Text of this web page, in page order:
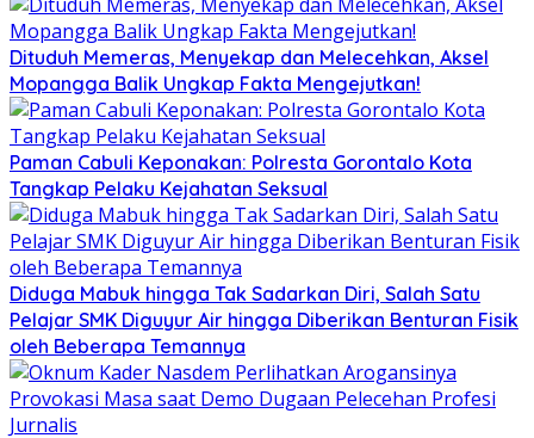
Dituduh Memeras, Menyekap dan Melecehkan, Aksel
Mopangga Balik Ungkap Fakta Mengejutkan!
Paman Cabuli Keponakan: Polresta Gorontalo Kota
Tangkap Pelaku Kejahatan Seksual
Diduga Mabuk hingga Tak Sadarkan Diri, Salah Satu
Pelajar SMK Diguyur Air hingga Diberikan Benturan Fisik
oleh Beberapa Temannya